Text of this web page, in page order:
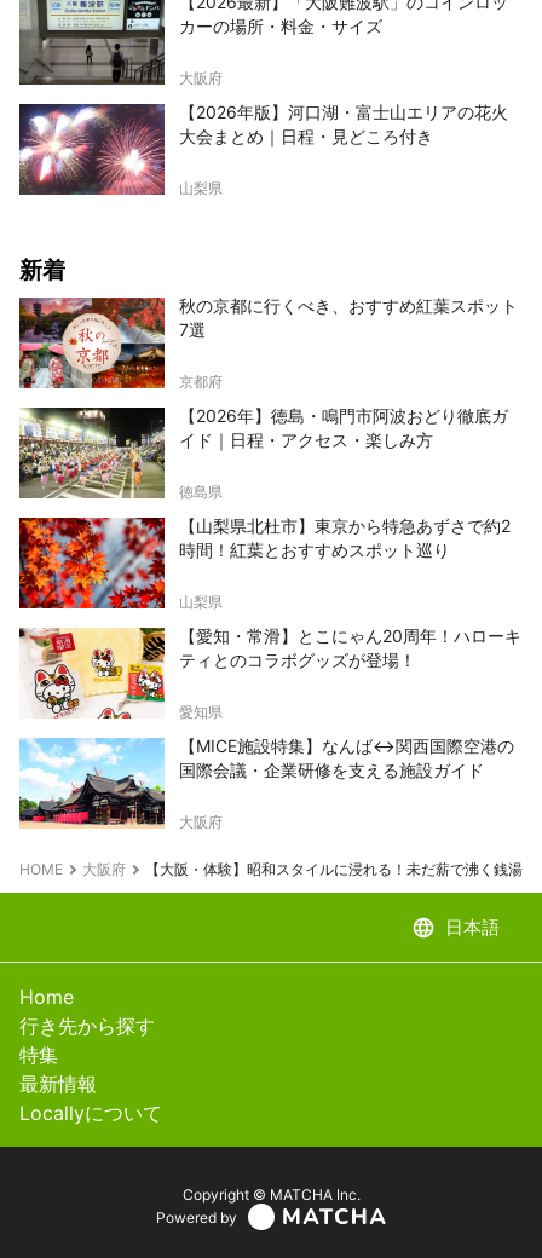
カーの場所・料金・サイズ
大阪府
【2026年版】河口湖・富士山エリアの花火
大会まとめ｜日程・見どころ付き
山梨県
新着
秋の京都に行くべき、おすすめ紅葉スポット
7選
京都府
【2026年】徳島・鳴門市阿波おどり徹底ガ
イド｜日程・アクセス・楽しみ方
徳島県
【山梨県北杜市】東京から特急あずさで約2
時間！紅葉とおすすめスポット巡り
山梨県
【愛知・常滑】とこにゃん20周年！ハローキ
ティとのコラボグッズが登場！
愛知県
【MICE施設特集】なんば↔関西国際空港の
国際会議・企業研修を支える施設ガイド
大阪府
HOME 大阪府 【大阪・体験】昭和スタイルに浸れる！未だ薪で沸く銭湯
language 日本語
Home
行き先から探す
特集
最新情報
Locallyについて
Copyright © MATCHA Inc.
Powered by